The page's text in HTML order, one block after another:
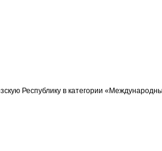
Республику в категории